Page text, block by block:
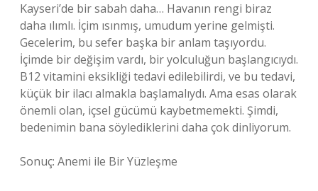
Kayseri’de bir sabah daha… Havanın rengi biraz
daha ılımlı. İçim ısınmış, umudum yerine gelmişti.
Gecelerim, bu sefer başka bir anlam taşıyordu.
İçimde bir değişim vardı, bir yolculuğun başlangıcıydı.
B12 vitamini eksikliği tedavi edilebilirdi, ve bu tedavi,
küçük bir ilacı almakla başlamalıydı. Ama esas olarak
önemli olan, içsel gücümü kaybetmemekti. Şimdi,
bedenimin bana söylediklerini daha çok dinliyorum.
Sonuç: Anemi ile Bir Yüzleşme